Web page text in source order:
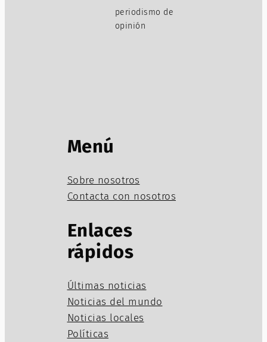
periodismo de
opinión
Menú
Sobre nosotros
Contacta con nosotros
Enlaces
rápidos
Últimas noticias
Noticias del mundo
Noticias locales
Políticas